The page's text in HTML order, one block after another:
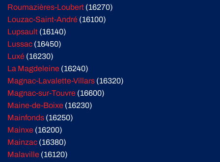
Roumazières-Loubert (16270)
Louzac-Saint-André (16100)
Lupsault (16140)
Lussac (16450)
Luxé (16230)
La Magdeleine (16240)
Magnac-Lavalette-Villars (16320)
Magnac-sur-Touvre (16600)
Maine-de-Boixe (16230)
Mainfonds (16250)
Mainxe (16200)
Mainzac (16380)
Malaville (16120)